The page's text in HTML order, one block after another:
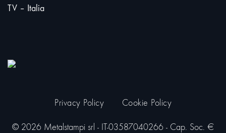
TV – Italia
© 2026 Metalstampi srl - IT-03587040266 - Cap. Soc. €
Privacy Policy Cookie Policy